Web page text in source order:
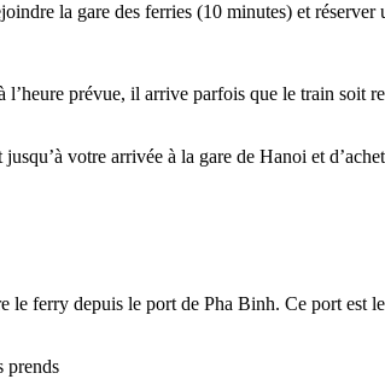
la gare des ferries (10 minutes) et
prévue, il arrive parfois que le train soit
votre arrivée à la gare de Hanoi et
le ferry depuis le port de Pha Binh. Ce port
prends